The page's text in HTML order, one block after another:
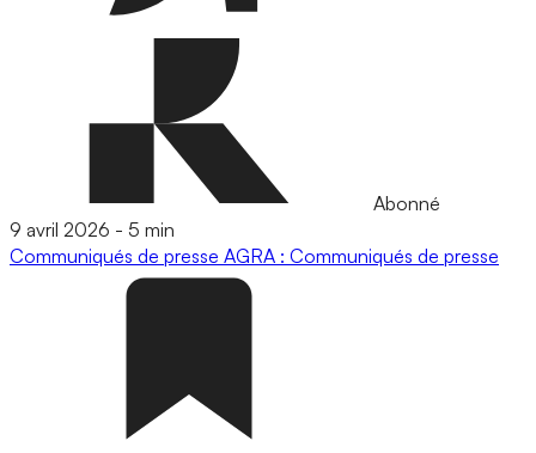
Abonné
9 avril 2026 - 5 min
Communiqués de presse AGRA : Communiqués de presse